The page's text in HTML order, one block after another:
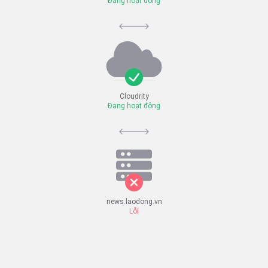
Cloudrity
Đang hoạt động
news.laodong.vn
Lỗi